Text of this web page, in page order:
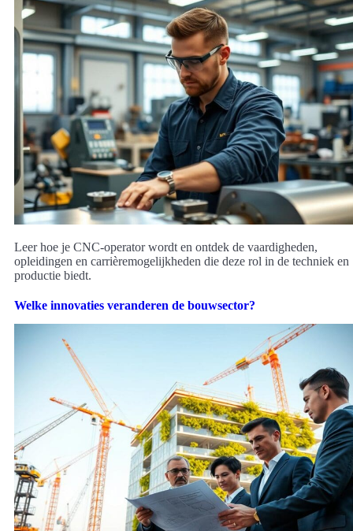
Leer hoe je CNC-operator wordt en ontdek de vaardigheden,
opleidingen en carrièremogelijkheden die deze rol in de techniek en
productie biedt.
Welke innovaties veranderen de bouwsector?